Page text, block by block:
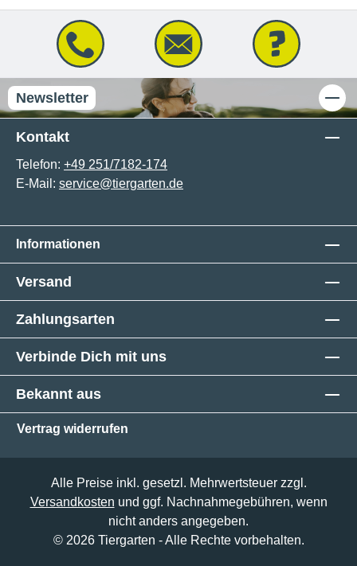
Newsletter
Kontakt
Telefon: +49 251/7182-174
E-Mail: service@tiergarten.de
Informationen
Versand
Zahlungsarten
Verbinde Dich mit uns
Bekannt aus
Vertrag widerrufen
Alle Preise inkl. gesetzl. Mehrwertsteuer zzgl.
Versandkosten und ggf. Nachnahmegebühren, wenn
nicht anders angegeben.
© 2026 Tiergarten - Alle Rechte vorbehalten.